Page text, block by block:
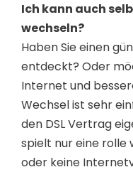
Ich kann auch
wechseln?
Haben Sie einen
entdeckt? Oder
Internet und
Wechsel ist sehr
den DSL Vertrag
spielt nur eine rolle
oder keine